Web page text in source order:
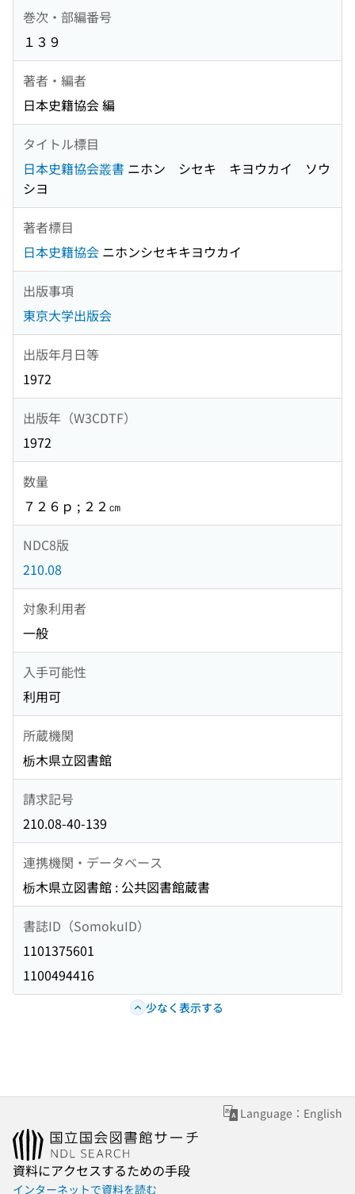
巻次・部編番号
１３９
著者・編者
日本史籍協会 編
タイトル標目
日本史籍協会叢書 ニホン シセキ キヨウカイ ソウ
シヨ
著者標目
日本史籍協会 ニホンシセキキヨウカイ
出版事項
東京大学出版会
出版年月日等
1972
出版年（W3CDTF）
1972
数量
７２６ｐ ; ２２㎝
NDC8版
210.08
対象利用者
一般
入手可能性
利用可
所蔵機関
栃木県立図書館
請求記号
210.08-40-139
連携機関・データベース
栃木県立図書館 : 公共図書館蔵書
書誌ID（SomokuID）
1101375601
1100494416
少なく表示する
Language：English
資料にアクセスするための手段
インターネットで資料を読む